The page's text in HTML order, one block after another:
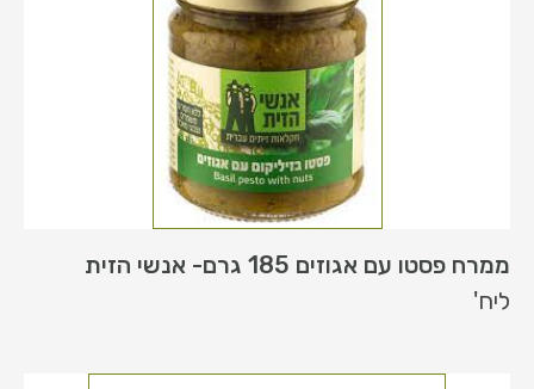
ממרח פסטו עם אגוזים 185 גרם- אנשי הזית
ליח'